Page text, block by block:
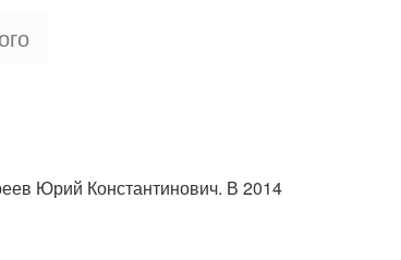
Юрий Константинович. В 2014